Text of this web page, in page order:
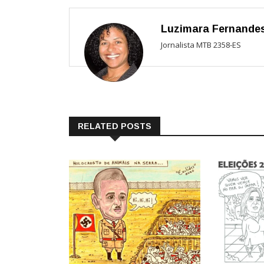
Luzimara
Jornalista MTB 2358-ES
RELATED POSTS